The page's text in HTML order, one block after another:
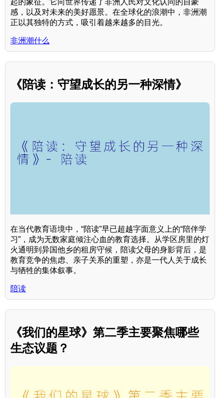
起的象征。它向世界传递了非洲人民对文化认同的自豪
感，以及对未来的美好愿景。在全球化的浪潮中，非洲潮
正以其独特的方式，吸引着越来越多的目光。
非洲潮什么
《陪读：守望成长的另一种深情》
在当代教育语境中，“陪读”早已超越字面意义上的“陪伴学
习”，成为无数家庭倾注心血的教育选择。从学区房里的灯
火通明到异国他乡的租房守候，陪读父母的身影背后，是
教育竞争的焦虑、亲子关系的重塑，亦是一代人关于成长
与牺牲的集体叙事。
陪读
《我们的星球》第二季主要聚焦哪些
生态议题？